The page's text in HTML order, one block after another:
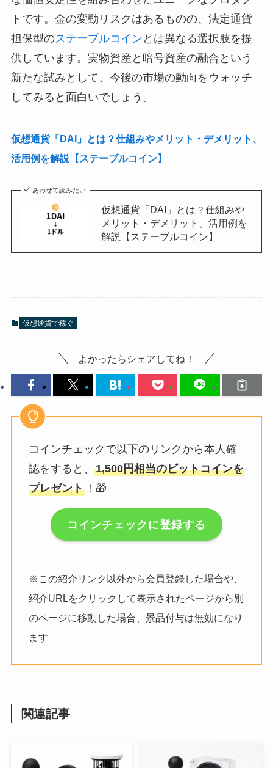
トです。金の変動リスクはあるものの、法定通貨
担保型のステーブルコイン とは異なる選択肢を提
供しています。実物資産と暗号資産の融合という
新たな試みとして、今後の市場の動向をウォッチ
してみると面白いでしょう。
仮想通貨「DAI」とは？仕組みやメリット・デメリット、
活用例を解説【ステーブルコイン】
あわせて読みたい
仮想通貨「DAI」とは？仕組みや
メリット・デメリット、活用例を
解説【ステーブルコイン】
仮想通貨で稼ぐ
よかったらシェアしてね！
コインチェックで以下のリンクから本人確
認をすると、 1,500円相当のビットコインを
プレゼント！🎁
コインチェックに登録する
※この紹介リンク以外から会員登録した場合や、
紹介URLをクリックして表示されたページから別
のページに移動した場合、景品付与は無効になり
ます
関連記事